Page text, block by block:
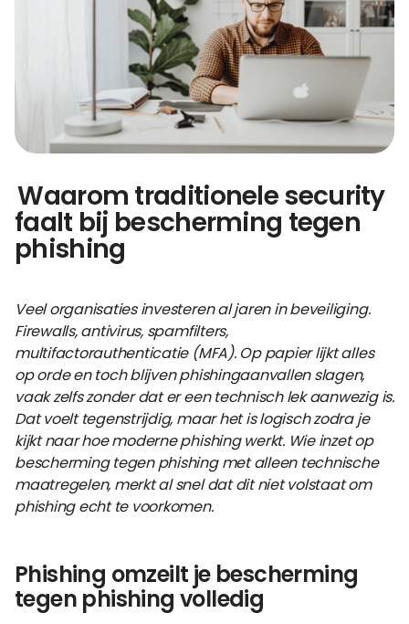
Waarom traditionele security
faalt bij bescherming tegen
phishing
Veel organisaties investeren al jaren in beveiliging.
Firewalls, antivirus, spamfilters,
multifactorauthenticatie (MFA). Op papier lijkt alles
op orde en toch blijven phishingaanvallen slagen,
vaak zelfs zonder dat er een technisch lek aanwezig is.
Dat voelt tegenstrijdig, maar het is logisch zodra je
kijkt naar hoe moderne phishing werkt. Wie inzet op
bescherming tegen phishing met alleen technische
maatregelen, merkt al snel dat dit niet volstaat om
phishing echt te voorkomen.
Phishing omzeilt je bescherming
tegen phishing volledig